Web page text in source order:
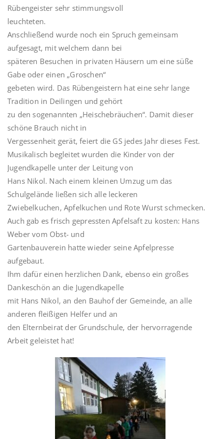
Rübengeister sehr stimmungsvoll
leuchteten.
Anschließend wurde noch ein Spruch gemeinsam
aufgesagt, mit welchem dann bei
späteren Besuchen in privaten Häusern um eine süße
Gabe oder einen „Groschen“
gebeten wird. Das Rübengeistern hat eine sehr lange
Tradition in Deilingen und gehört
zu den sogenannten „Heischebräuchen“. Damit dieser
schöne Brauch nicht in
Vergessenheit gerät, feiert die GS jedes Jahr dieses Fest.
Musikalisch begleitet wurden die Kinder von der
Jugendkapelle unter der Leitung von
Hans Nikol. Nach einem kleinen Umzug um das
Schulgelände ließen sich alle leckeren
Zwiebelkuchen, Apfelkuchen und Rote Wurst schmecken.
Auch gab es frisch gepressten Apfelsaft zu kosten: Hans
Weber vom Obst- und
Gartenbauverein hatte wieder seine Apfelpresse
aufgebaut.
Ihm dafür einen herzlichen Dank, ebenso ein großes
Dankeschön an die Jugendkapelle
mit Hans Nikol, an den Bauhof der Gemeinde, an alle
anderen fleißigen Helfer und an
den Elternbeirat der Grundschule, der hervorragende
Arbeit geleistet hat!